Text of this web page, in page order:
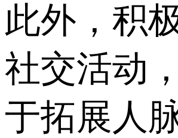
此外，积
社交活动
于拓展人